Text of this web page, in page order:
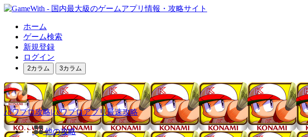
ホーム
ゲーム検索
新規登録
ログイン
2カラム 3カラム
パワプロ攻略|パワプロアプリ最速攻略
他の攻略